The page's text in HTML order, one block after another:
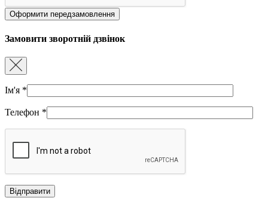
Замовити зворотній дзвінок
Ім'я *
Телефон *